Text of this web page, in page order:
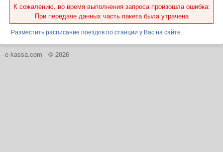
К сожалению, во время выполнения запроса произошла ошибка:
При передаче данных часть пакета была утрачена
Разместить расписание поездов по станции у Вас на сайте.
e-kassa.com © 2026